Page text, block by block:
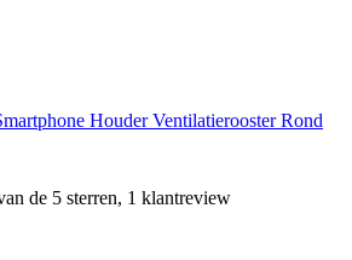
Houder Ventilatierooster Rond
de 5 sterren, 1 klantreview